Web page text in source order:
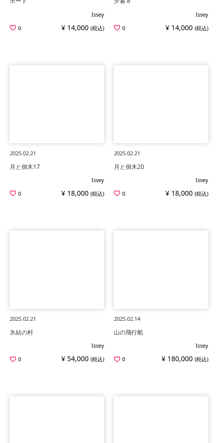
Issey
0
¥ 14,000 (税込)
Issey
0
¥ 14,000 (税込)
2025.02.21
月と倒木17
Issey
0
¥ 18,000 (税込)
2025.02.21
月と倒木20
Issey
0
¥ 18,000 (税込)
2025.02.21
氷結の村
Issey
0
¥ 54,000 (税込)
2025.02.14
山の飛行船
Issey
0
¥ 180,000 (税込)